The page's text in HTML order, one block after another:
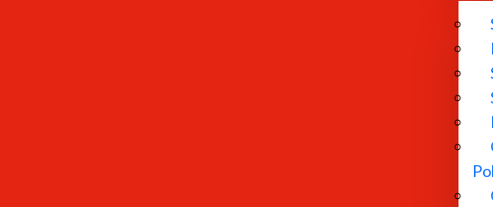
literaturą artystyczną a folklorem, obejmującej zwłaszcza: teksty
Realizowane ostatnio i przygotowywane obecnie projekty
(zwłaszcza plastycznej: fotografia), a także szeroko pojmowaną
W dorobku Zespołu można wymienić organizowane od lat